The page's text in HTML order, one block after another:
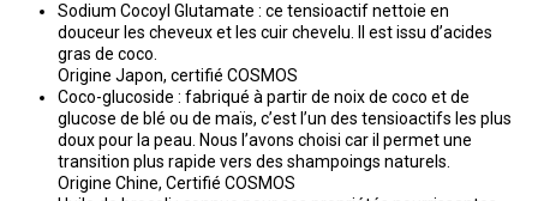
Sodium Cocoyl Glutamate : ce tensioactif nettoie en
douceur les cheveux et les cuir chevelu. Il est issu d’acides
gras de coco.
Origine Japon, certifié COSMOS
Coco-glucoside : fabriqué à partir de noix de coco et de
glucose de blé ou de maïs, c’est l’un des tensioactifs les plus
doux pour la peau. Nous l’avons choisi car il permet une
transition plus rapide vers des shampoings naturels.
Origine Chine, Certifié COSMOS